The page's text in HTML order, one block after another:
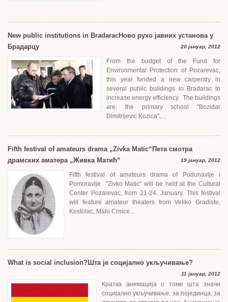
New public institutions in BradaracНово рухо јавних установа у
Брадарцу
20 јануар, 2012
From the budget of the Fund for
Environmental Protection of Pozarevac,
this year funded a new carpentry in
several public buildings in Bradarac to
increase energy efficiency. The buildings
are: the primary school "Bozidar
Dimitrijevic Kozica",...
Fifth festival of amateurs drama „Zivka Matic“ Пета смотра
драмских аматера „Живка Матић“
19 јануар, 2012
Fifth festival of amateurs drama of Podunavlje i
Pomoravlje "Zivko Matic" will be held at the Cultural
Center Pozarevac, from 21-24. January. This festival
will feature amateur theaters from Veliko Gradiste,
Kostolac, Malo Crnice...
What is social inclusion? Шта је социјално укључивање?
11 јануар, 2012
Кратка анимација о томе шта значи
социјално укључивање, за појединца, за